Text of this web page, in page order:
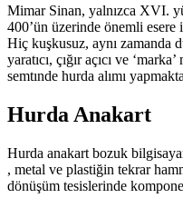
Mimar Sinan, yalnızca XVI.
400’ün üzerinde önemli esere
Hiç kuşkusuz, aynı zamanda
yaratıcı, çığır açıcı ve
semtınde hurda alımı
Hurda Anakart
Hurda anakart bozuk
, metal ve plastiğin tekrar
dönüşüm tesislerinde